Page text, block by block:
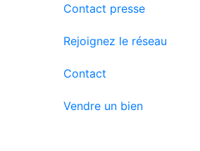
Contact presse
Rejoignez le réseau
Contact
Vendre un bien